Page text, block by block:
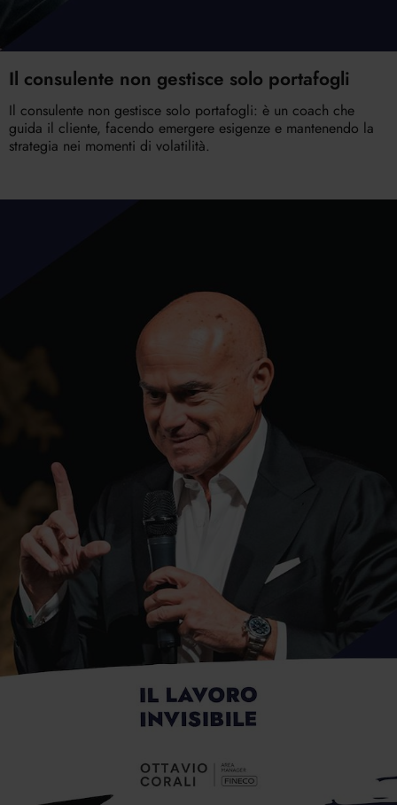
Il consulente non gestisce solo portafogli
Il consulente non gestisce solo portafogli: è un coach che
guida il cliente, facendo emergere esigenze e mantenendo la
strategia nei momenti di volatilità.